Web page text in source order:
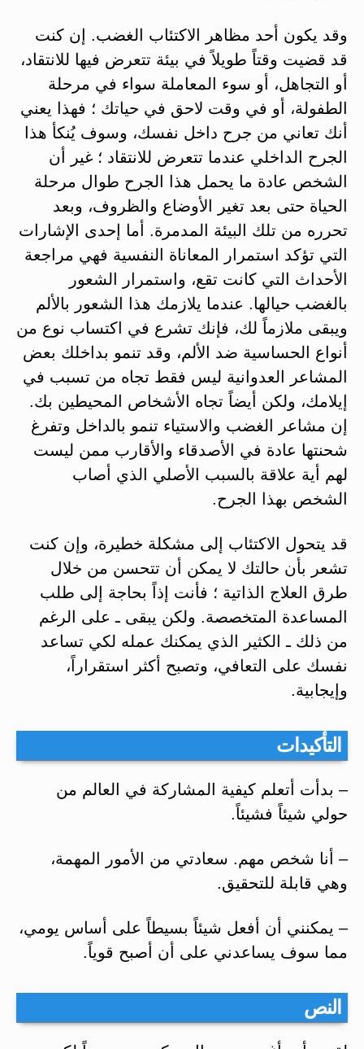
وقد يكون أحد مظاهر الاكتئاب الغضب. إن كنت
قد قضيت وقتاً طويلاً في بيئة تتعرض فيها للانتقاد،
أو التجاهل، أو سوء المعاملة سواء في مرحلة
الطفولة، أو في وقت لاحق في حياتك ؛ فهذا يعني
أنك تعاني من جرح داخل نفسك، وسوف يُنكأ هذا
الجرح الداخلي عندما تتعرض للانتقاد ؛ غير أن
الشخص عادة ما يحمل هذا الجرح طوال مرحلة
الحياة حتى بعد تغير الأوضاع والظروف، وبعد
تحرره من تلك البيئة المدمرة. أما إحدى الإشارات
التي تؤكد استمرار المعاناة النفسية فهي مراجعة
الأحداث التي كانت تقع، واستمرار الشعور
بالغضب حيالها. عندما يلازمك هذا الشعور بالألم
ويبقى ملازماً لك، فإنك تشرع في اكتساب نوع من
أنواع الحساسية ضد الألم، وقد تنمو بداخلك بعض
المشاعر العدوانية ليس فقط تجاه من تسبب في
إيلامك، ولكن أيضاً تجاه الأشخاص المحيطين بك.
إن مشاعر الغضب والاستياء تنمو بالداخل وتفرغ
شحنتها عادة في الأصدقاء والأقارب ممن ليست
لهم أية علاقة بالسبب الأصلي الذي أصاب
الشخص بهذا الجرح.
قد يتحول الاكتئاب إلى مشكلة خطيرة، وإن كنت
تشعر بأن حالتك لا يمكن أن تتحسن من خلال
طرق العلاج الذاتية ؛ فأنت إذاً بحاجة إلى طلب
المساعدة المتخصصة. ولكن يبقى ـ على الرغم
من ذلك ـ الكثير الذي يمكنك عمله لكي تساعد
نفسك على التعافي، وتصبح أكثر استقراراً،
وإيجابية.
التأكيدات
– بدأت أتعلم كيفية المشاركة في العالم من
حولي شيئاً فشيئاً.
– أنا شخص مهم. سعادتي من الأمور المهمة،
وهي قابلة للتحقيق.
– يمكنني أن أفعل شيئاً بسيطاً على أساس يومي،
مما سوف يساعدني على أن أصبح قوياً.
النص